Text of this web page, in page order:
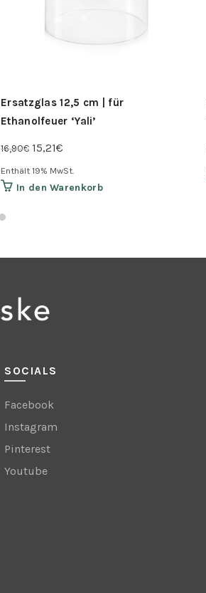
Ersatzglas 12,5 cm | für
Ethanolfeuer ‘Yali’
16,90€ Ursprünglicher
war:
15,21€
Enthält 19% MwSt.
In den Warenkorb
SOCIALS
Facebook
Instagram
Pinterest
Youtube